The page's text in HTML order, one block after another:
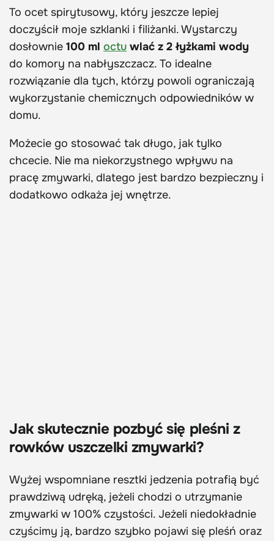
To ocet spirytusowy, który jeszcze lepiej
doczyścił moje szklanki i filiżanki. Wystarczy
dosłownie 100 ml octu wlać z 2 łyżkami wody
do komory na nabłyszczacz. To idealne
rozwiązanie dla tych, którzy powoli ograniczają
wykorzystanie chemicznych odpowiedników w
domu.
Możecie go stosować tak długo, jak tylko
chcecie. Nie ma niekorzystnego wpływu na
pracę zmywarki, dlatego jest bardzo bezpieczny i
dodatkowo odkaża jej wnętrze.
Jak skutecznie pozbyć się pleśni z
rowków uszczelki zmywarki?
Wyżej wspomniane resztki jedzenia potrafią być
prawdziwą udręką, jeżeli chodzi o utrzymanie
zmywarki w 100% czystości. Jeżeli niedokładnie
czyścimy ją, bardzo szybko pojawi się pleśń oraz